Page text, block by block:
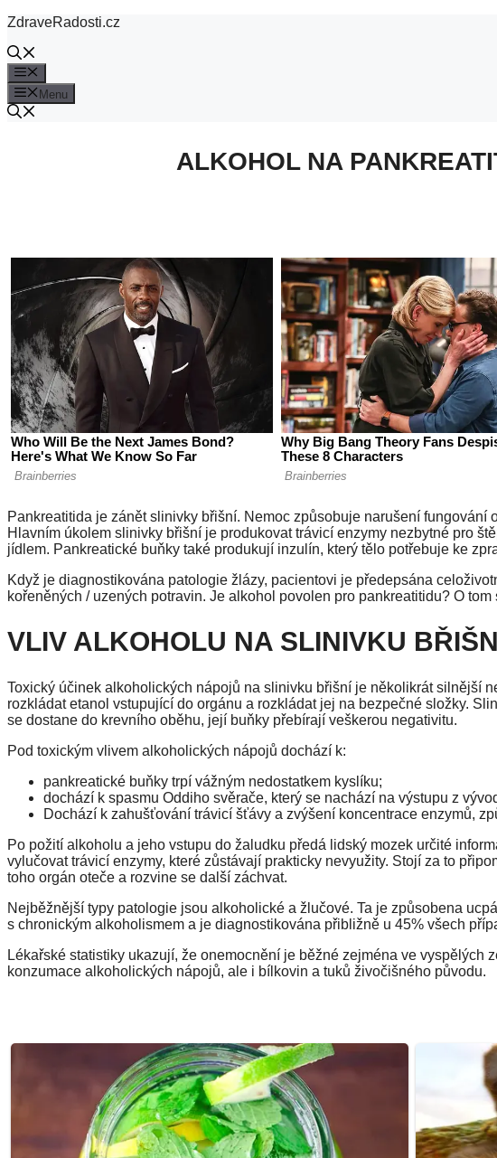
Přeskočit
obsah
ZdraveRadosti.cz
Menu
ALKOHOL NA
Pankreatitida je zánět slinivky břišní. Nemoc způsobuje narušení fungování
Hlavním úkolem slinivky břišní je produkovat trávicí enzymy nezbytné pro
jídlem. Pankreatické buňky také produkují inzulín, který tělo potřebuje ke
Když je diagnostikována patologie žlázy, pacientovi je předepsána
kořeněných / uzených potravin. Je alkohol povolen pro pankreatitidu? O tom
VLIV ALKOHOLU NA SLINIVKU
Toxický účinek alkoholických nápojů na slinivku břišní je několikrát silnější
rozkládat etanol vstupující do orgánu a rozkládat jej na bezpečné složky.
se dostane do krevního oběhu, její buňky přebírají veškerou negativitu.
Pod toxickým vlivem alkoholických nápojů dochází k:
pankreatické buňky trpí vážným nedostatkem kyslíku;
dochází k spasmu Oddiho svěrače, který se nachází na výstupu z
Dochází k zahušťování trávicí šťávy a zvýšení koncentrace enzymů,
Po požití alkoholu a jeho vstupu do žaludku předá lidský mozek určité
vylučovat trávicí enzymy, které zůstávají prakticky nevyužity. Stojí za to
toho orgán oteče a rozvine se další záchvat.
Nejběžnější typy patologie jsou alkoholické a žlučové. Ta je způsobena
s chronickým alkoholismem a je diagnostikována přibližně u 45% všech
Lékařské statistiky ukazují, že onemocnění je běžné zejména ve vyspělých
konzumace alkoholických nápojů, ale i bílkovin a tuků živočišného původu.